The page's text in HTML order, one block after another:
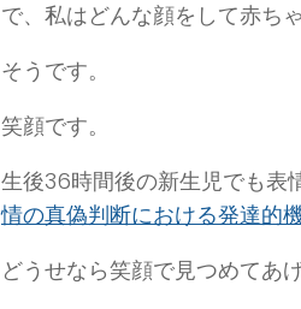
で、私はどんな顔をして赤ち
そうです。
笑顔です。
生後36時間後の新生児でも表
情の真偽判断における発達的
どうせなら笑顔で見つめてあ